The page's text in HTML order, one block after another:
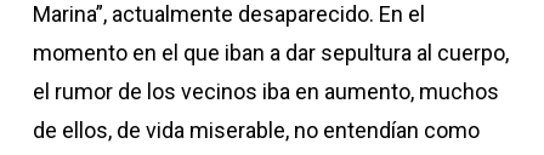
Marina”, actualmente desaparecido. En el
momento en el que iban a dar sepultura al cuerpo,
el rumor de los vecinos iba en aumento, muchos
de ellos, de vida miserable, no entendían como